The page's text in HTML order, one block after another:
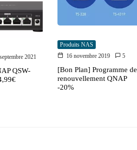
2021
QSW-
Produits NAS
16 novembre 2019
5
[Bon Plan] Programme de
renouvellement QNAP
-20%